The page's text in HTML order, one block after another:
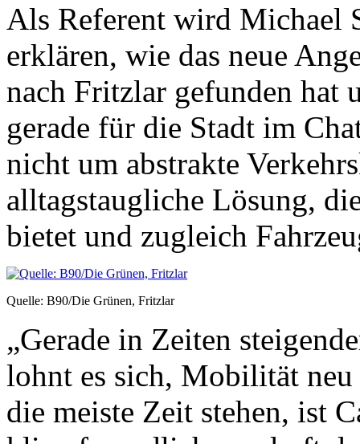
Als Referent wird Michael
erklären, wie das neue
nach Fritzlar gefunden hat
gerade für die Stadt im
nicht um abstrakte
alltagstaugliche Lösung,
bietet und zugleich
Quelle: B90/Die Grünen, Fritzlar
„Gerade in Zeiten
lohnt es sich, Mobilität
die meiste Zeit stehen, ist